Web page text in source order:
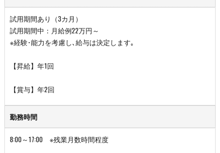
試用期間あり（3カ月）
試用期間中：月給例22万円～
※経験･能力を考慮し､給与は決定します｡
【昇給】年1回
【賞与】年2回
勤務時間
8:00～17:00 ※残業月数時間程度